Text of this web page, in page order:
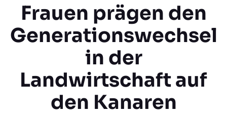
Frauen prägen den
Generationswechsel
in der
Landwirtschaft auf
den Kanaren